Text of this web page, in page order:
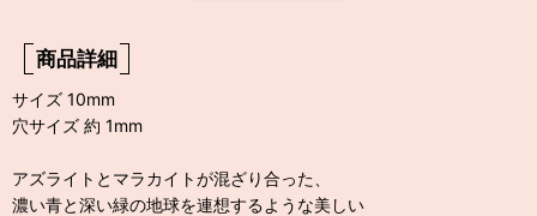
商品詳細
サイズ 10mm
穴サイズ 約 1mm
アズライトとマラカイトが混ざり合った、
濃い青と深い緑の地球を連想するような美しい